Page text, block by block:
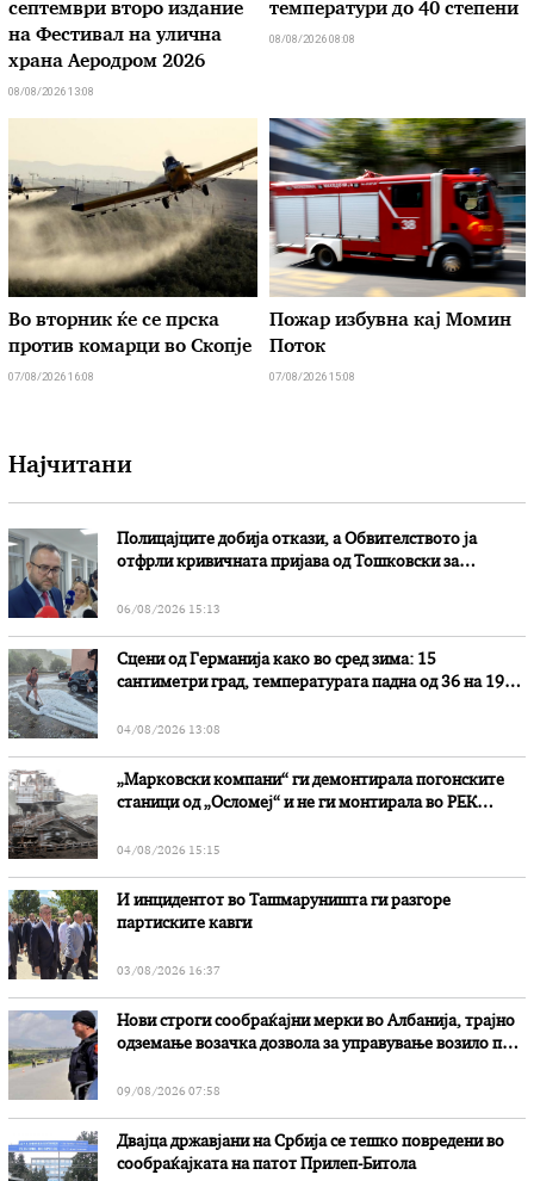
септември второ издание
на Фестивал на улична
храна Аеродром 2026
08/08/2026 13:08
температури до 40 степени
08/08/2026 08:08
Во вторник ќе се прска
против комарци во Скопје
07/08/2026 16:08
Пожар избувна кај Момин
Поток
07/08/2026 15:08
Најчитани
Полицајците добија откази, а Обвителството ја
отфрли кривичната пријава од Тошковски за
06/08/2026 15:13
Сцени од Германија како во сред зима: 15
сантиметри град, температурата падна од 36 на 19
04/08/2026 13:08
„Марковски компани“ ги демонтирала погонските
станици од „Осломеј“ и не ги монтирала во РЕК
04/08/2026 15:15
И инцидентот во Ташмаруништa ги разгоре
партиските кавги
03/08/2026 16:37
Нови строги сообраќајни мерки во Aлбанија, трајно
одземање возачка дозвола за управување возило под
09/08/2026 07:58
Двајца државјани на Србија се тешко повредени во
сообраќајката на патот Прилеп-Битола